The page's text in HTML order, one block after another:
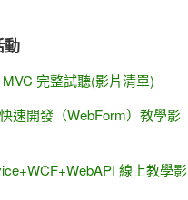
動
完整試聽(影片清單)
速開發（WebForm）教學影
線上教學影